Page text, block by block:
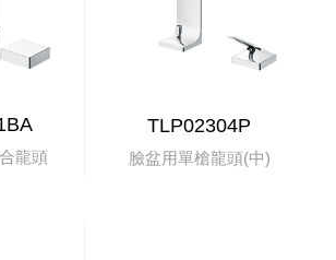
龍頭
TLP02304P
臉盆用單槍龍頭(中)